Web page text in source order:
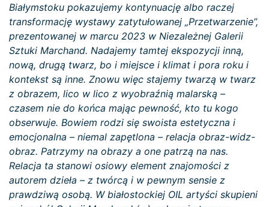
Białymstoku pokazujemy kontynuację albo raczej
transformację wystawy zatytułowanej „Przetwarzenie”,
prezentowanej w marcu 2023 w Niezależnej Galerii
Sztuki Marchand. Nadajemy tamtej ekspozycji inną,
nową, drugą twarz, bo i miejsce i klimat i pora roku i
kontekst są inne. Znowu więc stajemy twarzą w twarz
z obrazem, lico w lico z wyobraźnią malarską –
czasem nie do końca mając pewność, kto tu kogo
obserwuje. Bowiem rodzi się swoista estetyczna i
emocjonalna – niemal zapętlona – relacja obraz-widz-
obraz. Patrzymy na obrazy a one patrzą na nas.
Relacja ta stanowi osiowy element znajomości z
autorem dzieła – z twórcą i w pewnym sensie z
prawdziwą osobą. W białostockiej OIL artyści skupieni